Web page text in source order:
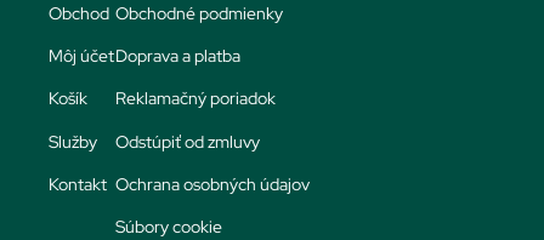
Obchod
Môj účet
Košík
Služby
Kontakt
Obchodné podmienky
Doprava a platba
Reklamačný poriadok
Odstúpiť od zmluvy
Ochrana osobných údajov
Súbory cookie